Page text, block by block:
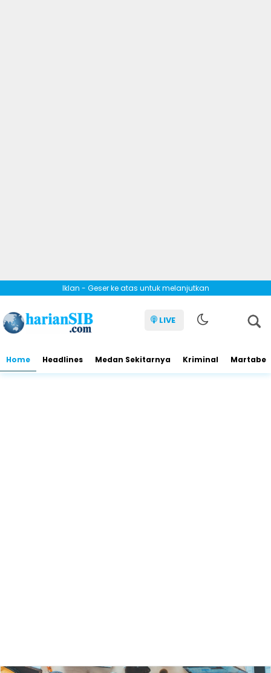
Iklan - Geser ke atas untuk melanjutkan
LIVE
Home Headlines Medan Sekitarnya Kriminal Martabe